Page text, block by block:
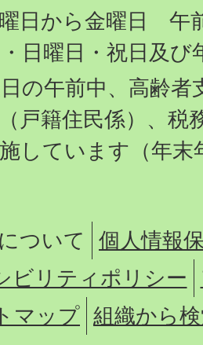
日から金曜日 午
日曜日・祝日及び
の午前中、高齢者
戸籍住民係）、税
しています（年末
ついて
個人情報
ビリティポリシー
マップ 組織から